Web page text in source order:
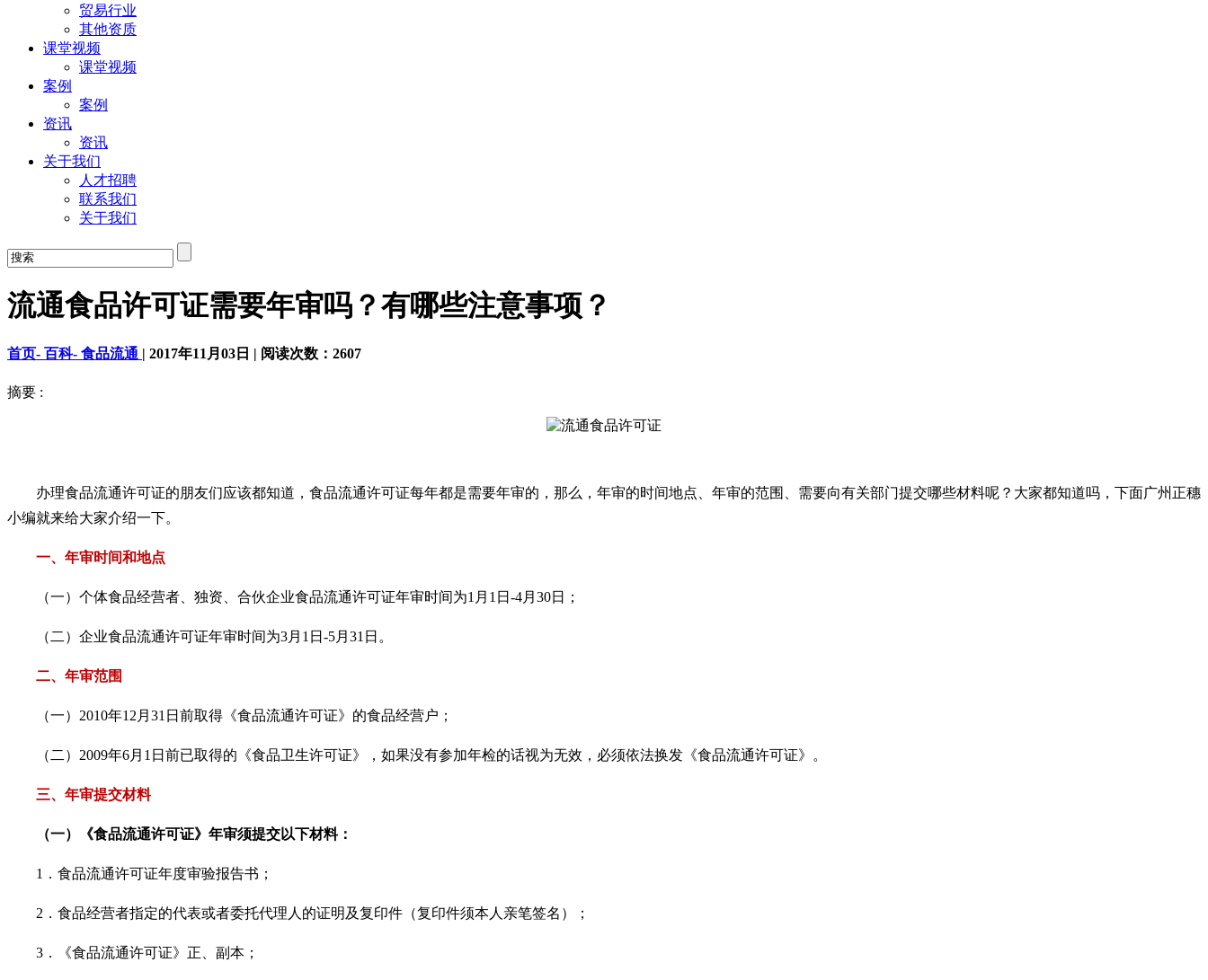
贸易行业
其他资质
课堂视频
课堂视频
案例
案例
资讯
资讯
关于我们
人才招聘
联系我们
关于我们
流通食品许可证需要年审吗？有哪些注意事项？
首页- 百科- 食品流通 | 2017年11月03日 | 阅读次数： 2607
摘要 :
办理食品流通许可证的朋友们应该都知道，食品流通许可证每年都是需要年审的，那么，年审的时间地点、年审的范围、需要向有关部门提交哪些材料呢？大家都知道吗，下面广州正穗
小编就来给大家介绍一下。
一、年审时间和地点
（一）个体食品经营者、独资、合伙企业食品流通许可证年审时间为1月1日-4月30日；
（二）企业食品流通许可证年审时间为3月1日-5月31日。
二、年审范围
（一）2010年12月31日前取得《食品流通许可证》的食品经营户；
（二）2009年6月1日前已取得的《食品卫生许可证》，如果没有参加年检的话视为无效，必须依法换发《食品流通许可证》。
三、年审提交材料
（一）《食品流通许可证》年审须提交以下材料：
1．食品流通许可证年度审验报告书；
2．食品经营者指定的代表或者委托代理人的证明及复印件（复印件须本人亲笔签名）；
3．《食品流通许可证》正、副本；